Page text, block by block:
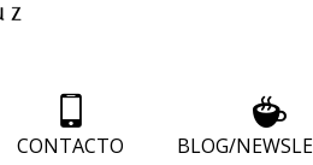
CONTACTO BLOG/